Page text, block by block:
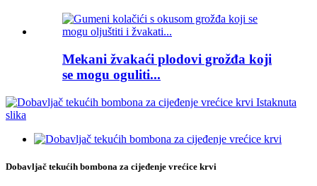
Mekani žvakaći plodovi grožđa koji
se mogu oguliti...
Dobavljač tekućih bombona za cijeđenje vrećice krvi